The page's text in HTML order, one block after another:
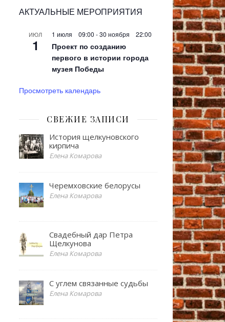
АКТУАЛЬНЫЕ МЕРОПРИЯТИЯ
ИЮЛ
1
1 июля 09:00 -30 ноября 22:00
Проект по созданию
первого в истории города
музея Победы
Просмотреть календарь
СВЕЖИЕ ЗАПИСИ
История щелкуновского
кирпича
Елена Комарова
Черемховские белорусы
Елена Комарова
Свадебный дар Петра
Щелкунова
Елена Комарова
С углем связанные судьбы
Елена Комарова